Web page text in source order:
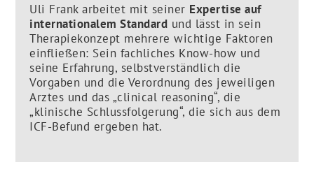
Uli Frank arbeitet mit seiner Expertise auf
internationalem Standard und lässt in sein
Therapiekonzept mehrere wichtige Faktoren
einfließen: Sein fachliches Know-how und
seine Erfahrung, selbstverständlich die
Vorgaben und die Verordnung des jeweiligen
Arztes und das „clinical reasoning“, die
„klinische Schlussfolgerung“, die sich aus dem
ICF-Befund ergeben hat.